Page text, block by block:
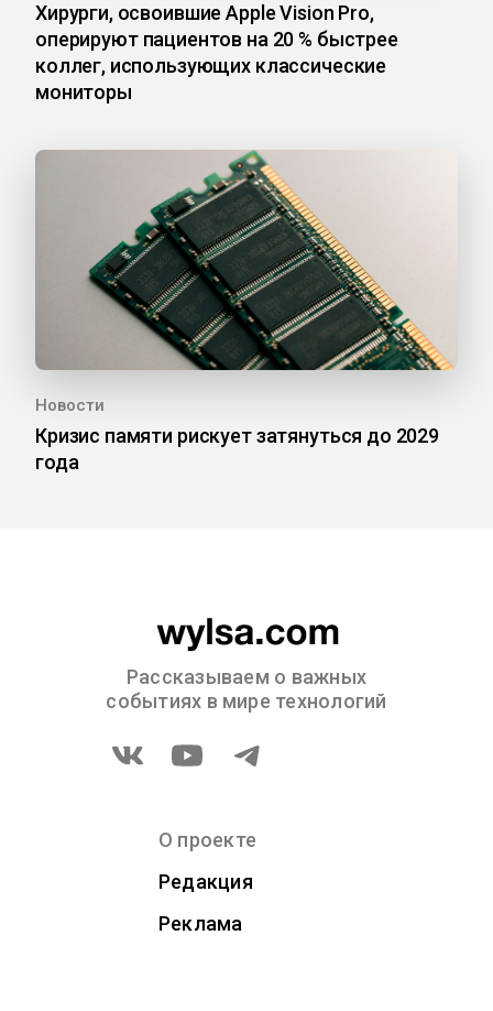
Хирурги, освоившие Apple Vision Pro,
оперируют пациентов на 20 % быстрее
коллег, использующих классические
мониторы
Новости
Кризис памяти рискует затянуться до 2029
года
Рассказываем о важных
событиях в мире технологий
О проекте
Редакция
Реклама